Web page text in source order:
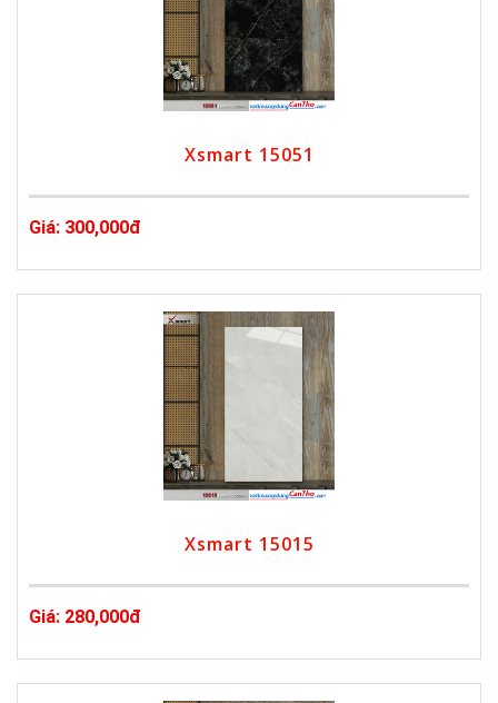
Xsmart 15051
Giá: 300,000đ
Xsmart 15015
Giá: 280,000đ